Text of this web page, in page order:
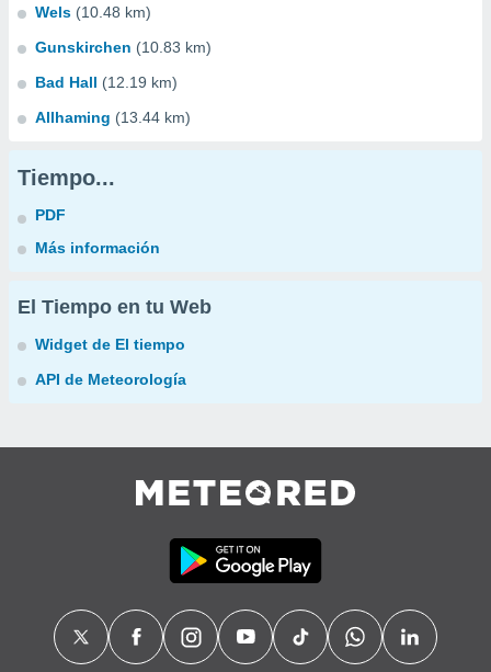
Wels (10.48 km)
Gunskirchen (10.83 km)
Bad Hall (12.19 km)
Allhaming (13.44 km)
Tiempo...
PDF
Más información
El Tiempo en tu Web
Widget de El tiempo
API de Meteorología